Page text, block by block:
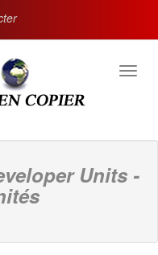
Units -